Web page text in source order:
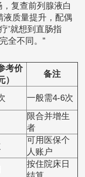
复查前列腺液白
液质量提升，配偶
’就想到直肠指
全不同。”
考价
）
备注
一般需4-6次
限合并增生
者
可用医保个
人账户
按住院床日